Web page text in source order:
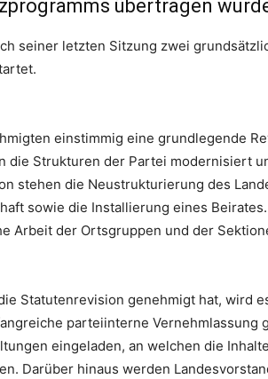
übertragen
seiner letzten Sitzung zwei
einstimmig eine grundlegende
die Strukturen der Partei modernisiert
stehen die Neustrukturierung des
sowie die Installierung eines
Arbeit der Ortsgruppen und der
Statutenrevision genehmigt hat, wird
parteiinterne Vernehmlassung
eingeladen, an welchen die
Darüber hinaus werden